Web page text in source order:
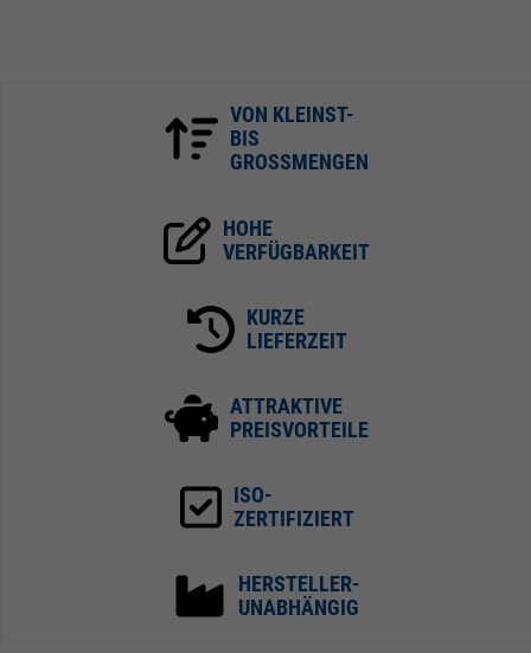
VON KLEINST-
BIS
GROSSMENGEN
HOHE
VERFÜGBARKEIT
KURZE
LIEFERZEIT
ATTRAKTIVE
PREISVORTEILE
ISO-
ZERTIFIZIERT
HERSTELLER-
UNABHÄNGIG